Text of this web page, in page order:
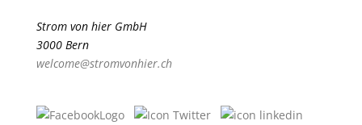
Strom von hier GmbH
3000 Bern
welcome@stromvonhier.ch